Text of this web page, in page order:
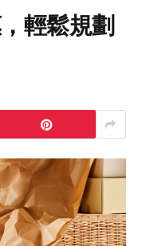
輕鬆規劃